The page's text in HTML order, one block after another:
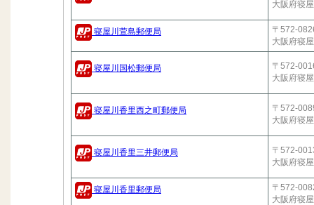
大阪府寝
寝屋川萱島郵便局
〒572-
大阪府寝
寝屋川国松郵便局
〒572-
大阪府寝
寝屋川香里西之町郵便局
〒572-
大阪府寝
寝屋川香里三井郵便局
〒572-
大阪府寝
寝屋川香里郵便局
〒572-
大阪府寝